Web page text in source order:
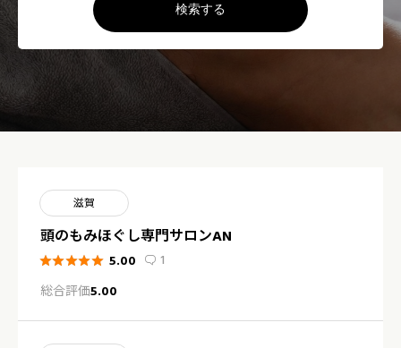
検索する
滋賀
頭のもみほぐし専門サロンAN
 5.00  1
総合評価5.00